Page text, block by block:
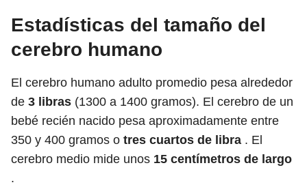
Estadísticas del tamaño del
cerebro humano
El cerebro humano adulto promedio pesa alrededor
de 3 libras (1300 a 1400 gramos). El cerebro de un
bebé recién nacido pesa aproximadamente entre
350 y 400 gramos o tres cuartos de libra . El
cerebro medio mide unos 15 centímetros de largo
.